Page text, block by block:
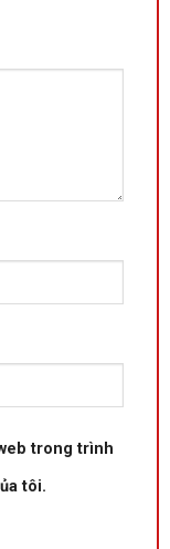
trong trình
tôi.